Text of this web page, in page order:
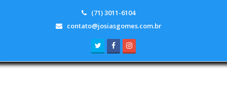
(71) 3011-6104
contato@josiasgomes.com.br
TwitterFacebook